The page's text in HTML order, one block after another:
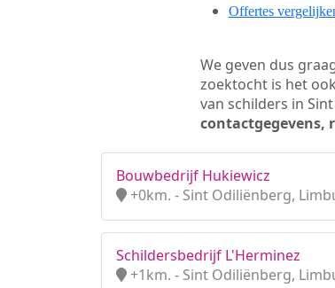
Offertes
We geven dus
zoektocht is het
van schilders in
contactgegevens,
Bouwbedrijf Hukiewicz
+0km. - Sint Odiliënberg,
Schildersbedrijf L'Herminez
+1km. - Sint Odiliënberg,